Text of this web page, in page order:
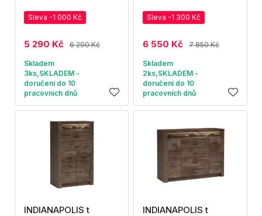
Sleva -1 000 Kč
5 290 Kč 6 290 Kč
Skladem
3ks,SKLADEM -
doručení do 10
pracovních dnů
Sleva -1 300 Kč
6 550 Kč 7 850 Kč
Skladem
2ks,SKLADEM -
doručení do 10
pracovních dnů
INDIANAPOLIS t INDIANAPOLIS t